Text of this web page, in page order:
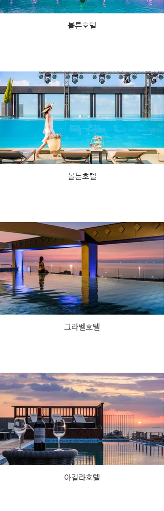
볼튼호텔
볼튼호텔
그라벨호텔
아길라호텔